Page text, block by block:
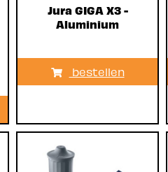
Jura GIGA X3 -
Aluminium
bestellen